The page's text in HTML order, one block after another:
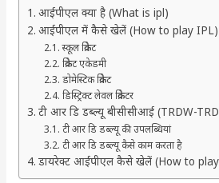
आईपीएल क्या है (What is ipl)
आईपीएल में कैसे खेलें (How to play IPL)
स्कूल क्रिकेट
क्रिकेट एकेडमी
डोमेस्टिक क्रिकेट
डिस्ट्रिक्ट लेवल क्रिकेटर
टी आर डि डब्ल्यू बीसीसीआई (TRDW-
टी आर डि डब्ल्यू की उपलब्धियां
टी आर डि डब्ल्यू कैसे काम करता है
डायरेक्ट आईपीएल कैसे खेलें (How to